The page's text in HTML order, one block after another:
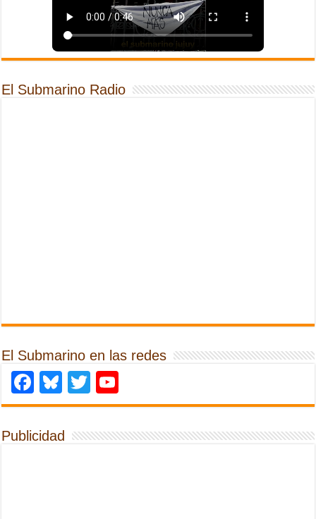
El Submarino Radio
El Submarino en las redes
Facebook
Bluesky
Twitter
Publicidad